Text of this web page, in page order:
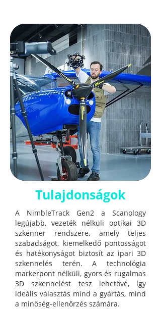
Tulajdonságok
A NimbleTrack Gen2 a Scanology
legújabb, vezeték nélküli optikai 3D
szkenner rendszere, amely teljes
szabadságot, kiemelkedő pontosságot
és hatékonyságot biztosít az ipari 3D
szkennelés terén. A technológia
markerpont nélküli, gyors és rugalmas
3D szkennelést tesz lehetővé, így
ideális választás mind a gyártás, mind
a minőség-ellenőrzés számára.